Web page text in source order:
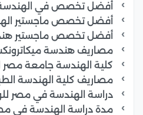
أفضل تخصص في الهندسة
أفضل تخصص ماجستير
أفضل تخصص ماجستير
مصاريف هندسة
كلية الهندسة جامعة مصر
مصاريف كلية الهندسة
دراسة الهندسة في مصر
مدة دراسة الهندسة في